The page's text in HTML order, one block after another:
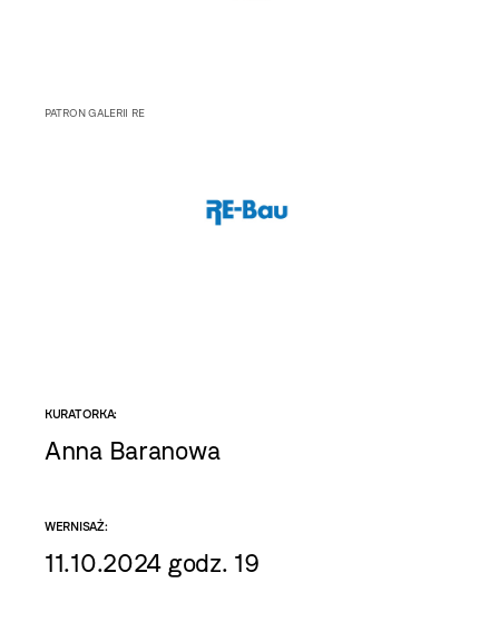
PATRON GALERII RE
KURATORKA:
Anna Baranowa
WERNISAŻ:
11.10.2024 godz. 19